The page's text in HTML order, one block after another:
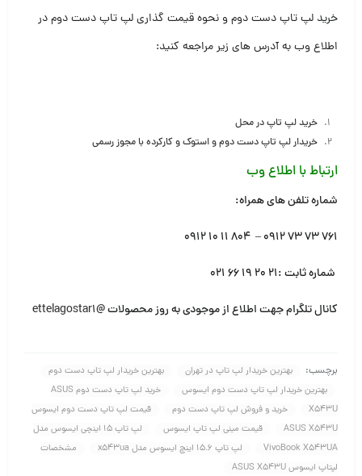
خرید لپ تاپ دست دوم و نحوه قیمت گذاری لپ تاپ دست دوم در
اطلاع وب به آدرس های زیر مراجعه کنید:
خرید لپ تاپ در محل
خریدار لپ تاپ دست دوم و استوک و کارکرده با مجوز رسمی
ارتباط با اطلاع وب
شماره تلفن های همراه:
۷۶۱ ۷۳ ۷۳ ۰۹۱۲ – ۸۰۴ ۱۱ ۱۰ ۰۹۱۲
شماره ثابت :۲۱ ۲۰ ۱۹ ۶۶ ۰۲۱
کانال تلگرام جهت اطلاع از موجودی به روز محصولات@ettelagostar1
برچسب: بهترین خریدار لپ تاپ در تهران
بهترین خریدار لپ تاپ دست دوم
بهترین خریدار لپ تاپ دست دوم ایسوس
خرید لپ تاپ دست دوم ASUS
X543U
خرید و فروش لپ تاپ دست دوم
قیمت لپ تاپ دست دوم ایسوس
ASUS X543U
قیمت مینی لپ تاپ ایسوس
لپ تاپ 15 اینچی ایسوس مدل
VivoBook X543UA
لپ تاپ 15.6 اینچ ایسوس مدل x543ua
مشخصات
لپتاپ ایسوس ASUS X543U